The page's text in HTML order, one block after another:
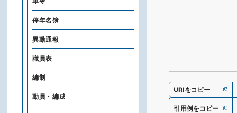
URIをコピー
引用例をコピー
停年名簿
異動通報
職員表
編制
動員・編成